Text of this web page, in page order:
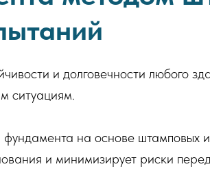
и долговечности любого
ситуациям.
на основе штамповых
и минимизирует риски